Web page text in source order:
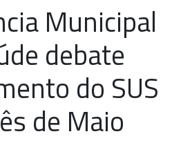
Municipal
debate
do SUS
de Maio